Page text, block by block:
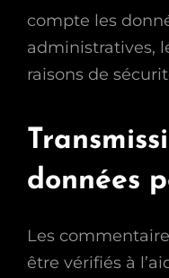
compte les
administratives,
raisons de
données
Les
être vérifiés à